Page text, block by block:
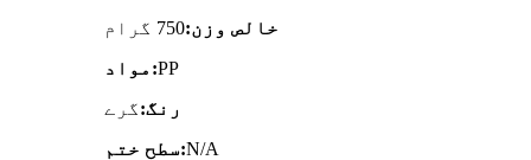
خالص وزن:750 گرام
مواد:PP
رنگ:گرے
سطح ختم:N/A